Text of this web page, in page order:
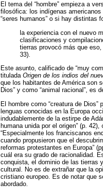
El tema del “hombre” empieza a
filosófica: los indígenas
“seres humanos” o si hay distintas
la experiencia con el nuevo
clasificaciones y
tierras provocó más que
33).
Este asunto, calificado de “muy
titulada Origen de los indios del
que los habitantes de América son
Dios” y como “animal racional”, es
El hombre como “creatura de
lenguas conocidas en la Europa
indudablemente de la estirpe de
humana unida por el origen” (p.
“Especialmente los franciscanos
cuando propusieron que el
reformas protestantes en Europa”
cuál era su grado de racionalidad.
conquista, el dominio de las tierras
cultural. No es de extrañar que la
cristiano europeo. Es de notar que
abordado.